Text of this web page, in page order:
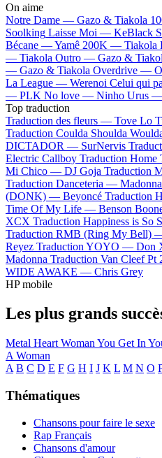
On aime
Notre Dame — Gazo & Tiakola
Soolking Laisse Moi — KeBlack
Bécane —Yamê 200K — Tiakola
— Tiakola Outro — Gazo &
— Gazo & Tiakola Overdrive —
La League — Werenoi Celui qui
— PLK No love — Ninho Urus —
Top traduction
Traduction des fleurs — Tove Lo
Traduction Coulda Shoulda
DICTADOR — SurNervis
Electric Callboy Traduction
Mi Chico — DJ Goja Traduction
Traduction Danceteria — Madonna
(DONK) — Beyoncé Traduction
Time Of My Life — Benson
XCX Traduction Happiness is So
Traduction RMB (Ring My Bell)
Reyez Traduction YOYO — Don
Madonna Traduction Van Cleef
WIDE AWAKE — Chris Grey
HP mobile
Les plus grands
Metal Heart Woman You Get In
A Woman
A B C D E F G H I J K L M N O
Thématiques
Chansons pour faire le sexe
Rap Français
Chansons d'amour